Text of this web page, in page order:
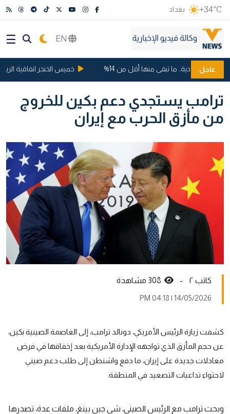
+34°C بغداد
عاجل
السعودية.. ما تبقى منها أقل من 14% خميس الخنجر اتفاقية الرياض
ترامب يستجدي دعم بكين للخروج
من مأزق الحرب مع إيران
کاتب ٢ -
14/05/2026 | 04:18 PM
كشفت زيارة الرئيس الأمريكي، دونالد ترامب، إلى العاصمة الصينية بكين،
عن حجم المأزق الذي تواجهه الإدارة الأمريكية بعد إخفاقها في فرض
معادلات جديدة على إيران، ما دفع واشنطن إلى طلب دعم صيني
لاحتواء تداعيات التصعيد في المنطقة.
وبحث ترامب مع الرئيس الصيني، شي جين بينغ، ملفات عدة، تصدرها